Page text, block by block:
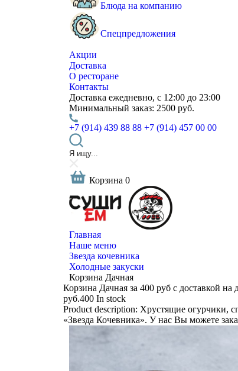
Блюда на компанию
Спецпредложения
Акции
Доставка
О ресторане
Контакты
Доставка ежедневно, с 12:00 до 23:00
Минимальный заказ: 2500 руб.
+7 (914) 439 88 88 +7 (914) 457 00 00
Корзина 0
Главная
Наше меню
Звезда кочевника
Холодные закуски
Корзина Дачная
Корзина Дачная за 400 руб с доставкой на
руб.400 In stock
Product description: Хрустящие огурчики,
«Звезда Кочевника». У нас Вы можете